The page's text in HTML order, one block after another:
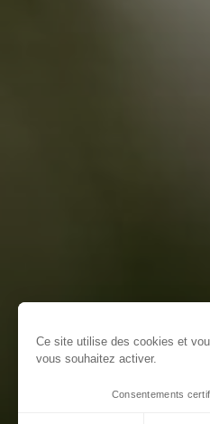
Ce site utilise des cookies et
vous souhaitez activer.
Consentements